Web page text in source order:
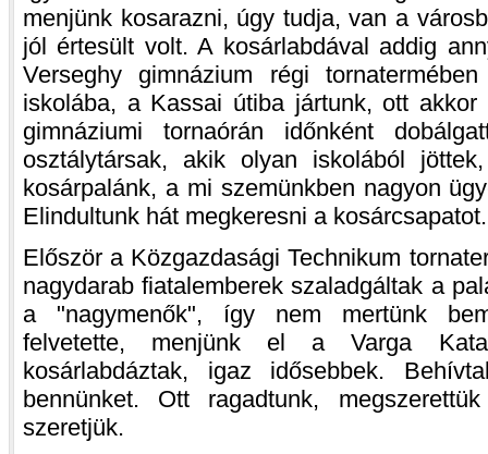
menjünk kosarazni, úgy tudja, van a
jól értesült volt. A kosárlabdával addig
Verseghy gimnázium régi
iskolába, a Kassai útiba jártunk, ott
gimnáziumi tornaórán időnként
osztálytársak, akik olyan iskolából
kosárpalánk, a mi szemünkben nagyon
Elindultunk hát megkeresni a kosárcsapatot.
Először a Közgazdasági Technikum
nagydarab fiatalemberek szaladgáltak a
a "nagymenők", így nem mertünk
felvetette, menjünk el a Varga
kosárlabdáztak, igaz idősebbek.
bennünket. Ott ragadtunk,
szeretjük.